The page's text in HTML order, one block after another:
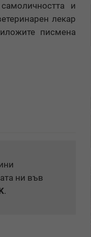
и
лекар
писмена
ни във
.